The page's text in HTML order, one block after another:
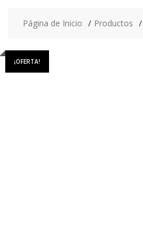
Página de Inicio Productos
¡OFERTA!